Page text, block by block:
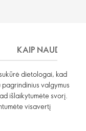
KAIP NAUDOTI?
dietologai, kad
valgymus
išlaikytumėte svorį.
visavertį